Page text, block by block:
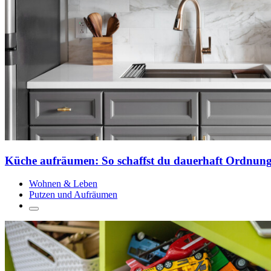
Küche aufräumen: So schaffst du dauerhaft
Wohnen & Leben
Putzen und Aufräumen